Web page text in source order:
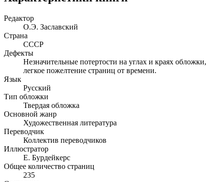
Редактор
О.Э. Заславский
Страна
СССР
Дефекты
Незначительные потертости на углах и краях обложки,
легкое пожелтение страниц от времени.
Язык
Русский
Тип обложки
Твердая обложка
Основной жанр
Художественная литература
Переводчик
Коллектив переводчиков
Иллюстратор
Е. Бурдейкерс
Общее количество страниц
235